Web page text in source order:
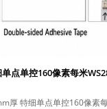
点单控160像素每米
厚 特细单点单控160像素